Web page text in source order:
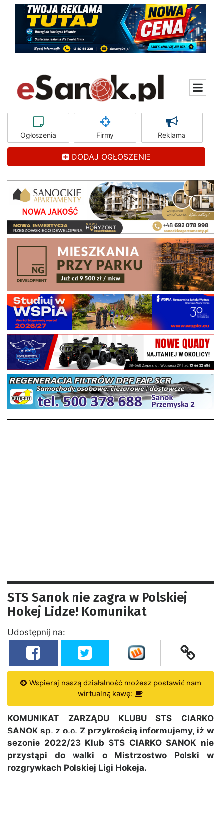
Ogłoszenia Firmy Reklama
DODAJ OGŁOSZENIE
STS Sanok nie zagra w Polskiej
Hokej Lidze! Komunikat
Udostępnij na:
Wspieraj naszą działalność możesz postawić nam
wirtualną kawę:
KOMUNIKAT ZARZĄDU KLUBU STS CIARKO
SANOK sp. z o.o. Z przykrością informujemy, iż w
sezonie 2022/23 Klub STS CIARKO SANOK nie
przystąpi do walki o Mistrzostwo Polski w
rozgrywkach Polskiej Ligi Hokeja.